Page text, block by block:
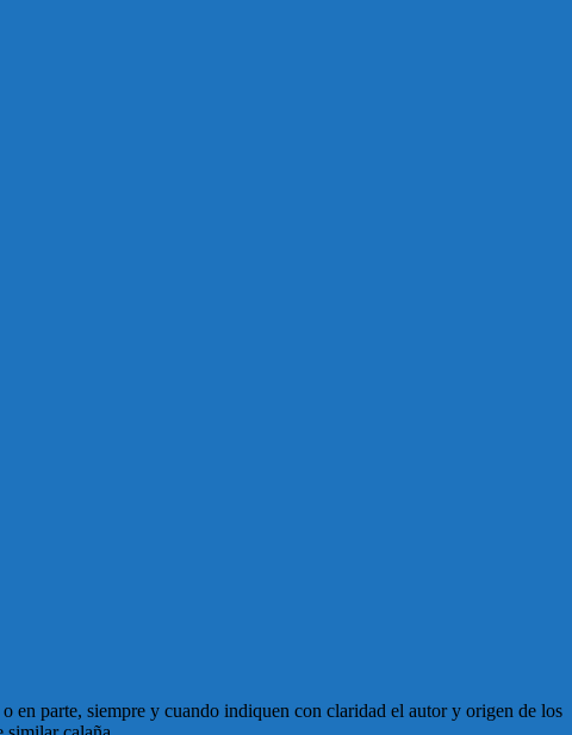
en parte, siempre y cuando indiquen con claridad el autor y origen de los